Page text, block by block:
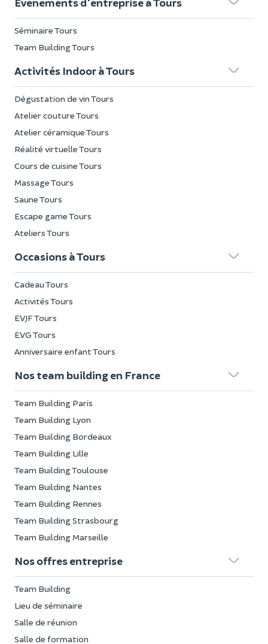
Séminaire Tours
Team Building Tours
Activités Indoor à Tours
Dégustation de vin Tours
Atelier couture Tours
Atelier céramique Tours
Réalité virtuelle Tours
Cours de cuisine Tours
Massage Tours
Saune Tours
Escape game Tours
Ateliers Tours
Occasions à Tours
Cadeau Tours
Activités Tours
EVJF Tours
EVG Tours
Anniversaire enfant Tours
Nos team building en France
Team Building Paris
Team Building Lyon
Team Building Bordeaux
Team Building Lille
Team Building Toulouse
Team Building Nantes
Team Building Rennes
Team Building Strasbourg
Team Building Marseille
Nos offres entreprise
Team Building
Lieu de séminaire
Salle de réunion
Salle de formation